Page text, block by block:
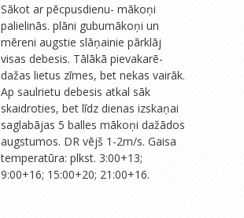
Sākot ar pēcpusdienu- mākoņi
palielinās. plāni gubumākoņi un
mēreni augstie slāņainie pārklāj
visas debesis. Tālākā pievakarē-
dažas lietus zīmes, bet nekas vairāk.
Ap saulrietu debesis atkal sāk
skaidroties, bet līdz dienas izskaņai
saglabājas 5 balles mākoņi dažādos
augstumos. DR vējš 1-2m/s. Gaisa
temperatūra: plkst. 3:00+13;
9:00+16; 15:00+20; 21:00+16.